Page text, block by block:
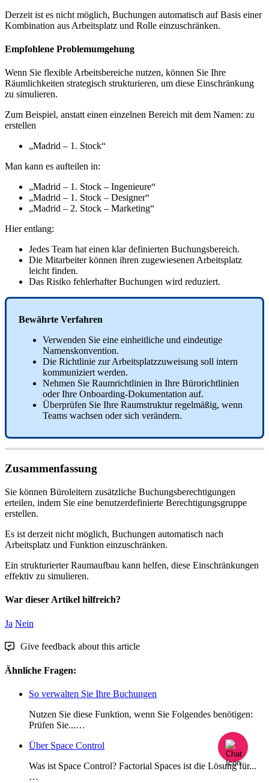
Derzeit ist es nicht möglich, Buchungen automatisch auf Basis einer
Kombination aus Arbeitsplatz und Rolle einzuschränken.
Empfohlene Problemumgehung
Wenn Sie flexibleArbeitsbereiche nutzen, können Sie Ihre
Räumlichkeiten strategisch strukturieren, um diese Einschränkung
zu simulieren.
Zum Beispiel, anstatt einen einzelnen Bereich mit dem Namen: zu
erstellen
„Madrid – 1. Stock“
Man kann es aufteilen in:
„Madrid – 1. Stock – Ingenieure“
„Madrid – 1. Stock – Designer“
„Madrid – 2. Stock – Marketing“
Hier entlang:
Jedes Team hat einen klar definierten Buchungsbereich.
Die Mitarbeiter können ihren zugewiesenenArbeitsplatz
leicht finden.
Das Risiko fehlerhafter Buchungen wird reduziert.
Bewährte Verfahren
Verwenden Sie eine einheitliche und eindeutige
Namenskonvention.
Die Richtlinie zurArbeitsplatzzuweisung soll intern
kommuniziert werden.
Nehmen Sie Raumrichtlinien in Ihre Bürorichtlinien
oder Ihre Onboarding-Dokumentation auf.
Überprüfen Sie Ihre Raumstruktur regelmäßig, wenn
Teams wachsen oder sich verändern.
Zusammenfassung
Sie können Büroleitern zusätzliche Buchungsberechtigungen
erteilen, indem Sie eine benutzerdefinierte Berechtigungsgruppe
erstellen.
Es ist derzeit nicht möglich, Buchungen automatisch nach
Arbeitsplatz und Funktion einzuschränken.
Ein strukturierter Raumaufbau kann helfen, diese Einschränkungen
effektiv zu simulieren.
War dieser Artikel hilfreich?
Ja Nein
Give feedback about this article
Ähnliche Fragen:
So verwalten Sie Ihre Buchungen
Nutzen Sie diese Funktion, wenn Sie Folgendes benötigen:
Prüfen Sie...…
Über Space Control
Was ist Space Control? Factorial Spaces ist die Lösung für...
…